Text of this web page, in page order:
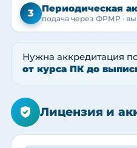
3 Периодическая
подача через ФРМР ·
Нужна аккредитация
от курса ПК до
Лицензия и